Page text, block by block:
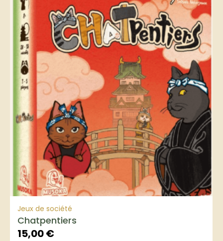
Jeux de société
Chatpentiers
15,00€